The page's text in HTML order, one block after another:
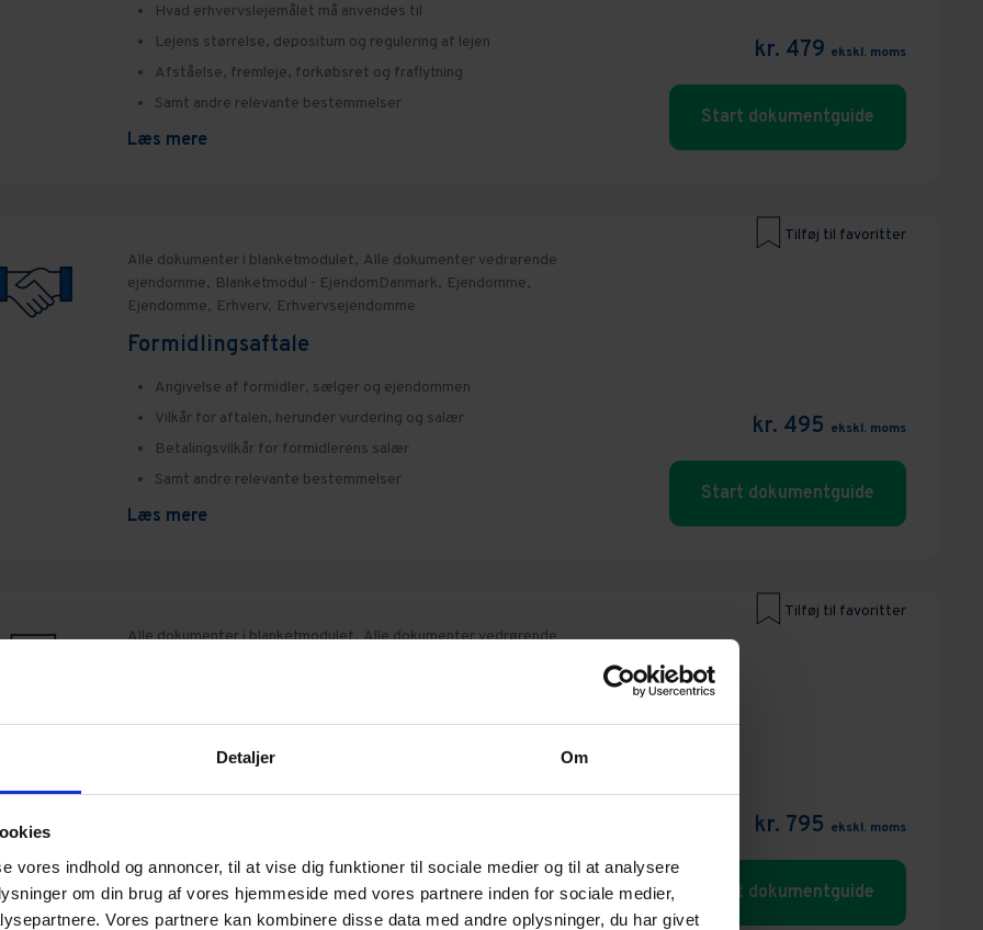
Detaljer Om
vores indhold og annoncer, til at vise dig funktioner til sociale medier og til at analysere
om din brug af vores hjemmeside med vores partnere inden for sociale medier,
Vores partnere kan kombinere disse data med andre oplysninger, du har givet
Hvad erhvervslejemålet må anvendes til
Lejens størrelse, depositum og regulering af lejen
Afståelse, fremleje, forkøbsret og fraflytning
Samt andre relevante bestemmelser
Læs mere
kr. 479 ekskl. moms
Start dokumentguide
Tilføj til favoritter
Alle dokumenter i blanketmodulet, Alle dokumenter vedrørende
ejendomme, Blanketmodul - EjendomDanmark, Ejendomme,
Ejendomme, Erhverv, Erhvervsejendomme
Formidlingsaftale
Angivelse af formidler, sælger og ejendommen
Vilkår for aftalen, herunder vurdering og salær
Betalingsvilkår for formidlerens salær
Samt andre relevante bestemmelser
Læs mere
kr. 495 ekskl. moms
Start dokumentguide
Tilføj til favoritter
Alle dokumenter i blanketmodulet, Alle dokumenter vedrørende
Garantikatalog
Samt andre relevante bestemmelser
Læs mere
kr. 795 ekskl. moms
Start dokumentguide